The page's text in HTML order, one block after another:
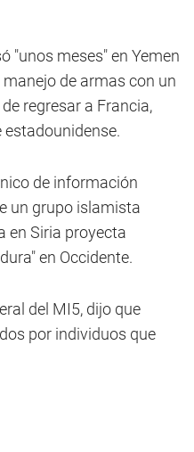
"unos meses" en Yemen
de armas con un
regresar a Francia,
de información
un grupo islamista
en Siria proyecta
en Occidente.
del MI5, dijo que
por individuos que